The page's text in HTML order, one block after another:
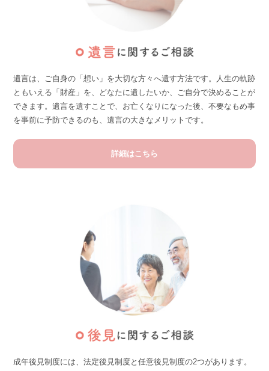
遺言は、ご自身の「想い」を大切な方々へ遺す方法です。
人生の軌跡
ともいえる「財産」を、どなたに遺したいか、ご自分で決めることが
できます。遺言を遺すことで、お亡くなりになった後、不要なもめ事
を事前に予防できるのも、遺言の大きなメリットです。
詳細はこちら
成年後見制度には、法定後見制度と任意後見制度の2つがあります。